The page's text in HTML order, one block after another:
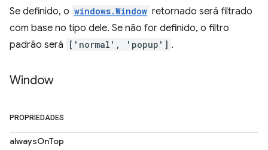
Se definido, o windows.Window retornado será filtrado
com base no tipo dele. Se não for definido, o filtro
padrão será
['normal', 'popup'] .
Window
PROPRIEDADES
alwaysOnTop